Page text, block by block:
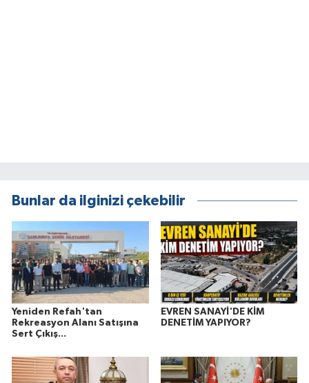
Bunlar da ilginizi çekebilir
Yeniden Refah'tan
Rekreasyon Alanı Satışına
Sert Çıkış...
EVREN SANAYİ'DE KİM
DENETİM YAPIYOR?